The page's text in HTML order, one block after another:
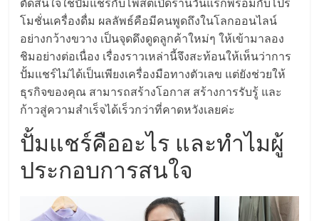
ที่
ปรึกษา
แฟ
รน
ไชส์,
โมชั่นเครื่องดื่ม ผลลัพธ์คือมีคนพูดถึงในโลกออนไลน์
อย่างกว้างขวาง เป็นจุดดึงดูดลูกค้าใหม่ๆ ให้เข้ามาลอง
ชิมอย่างต่อเนื่อง เรื่องราวเหล่านี้จึงสะท้อนให้เห็นว่าการ
ปั้มแชร์ไม่ได้เป็นเพียงเครื่องมือทางตัวเลข แต่ยังช่วยให้
ธุรกิจของคุณ สามารถสร้างโอกาส สร้างการรับรู้ และ
ก้าวสู่ความสำเร็จได้เร็วกว่าที่คาดหวังเลยค่ะ
ปั้มแชร์คืออะไร และทำไมผู้
ประกอบการสนใจ